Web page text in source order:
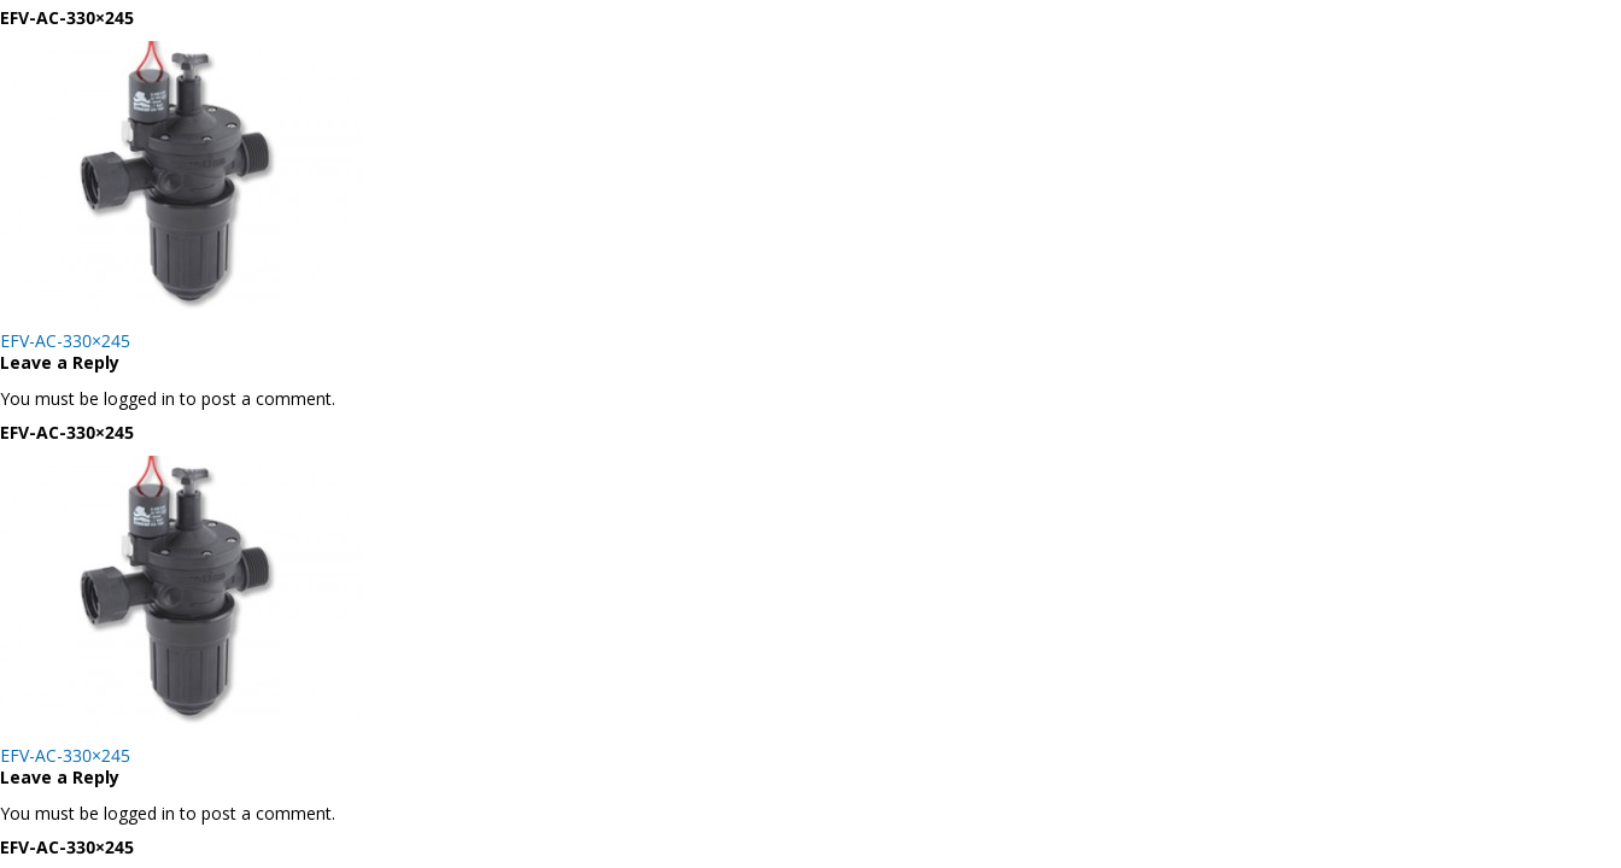
EFV-AC-330×245
Post
navigation
EFV-AC-330×245
Leave a Reply
You must be logged in to post a comment.
EFV-AC-330×245
Post
navigation
EFV-AC-330×245
Leave a Reply
You must be logged in to post a comment.
EFV-AC-330×245